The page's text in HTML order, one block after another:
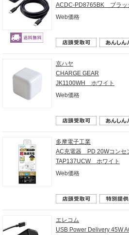
ACDC-PD8765BK ブラッ
Web価格
京ハヤ
CHARGE GEAR
JK1100WH ホワイト
Web価格
多摩電子工業
AC充電器 PD 20Wコンセ
TAP137UCW ホワイト
Web価格
エレコム
USB Power Delivery 45W